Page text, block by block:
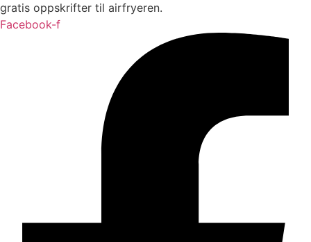
gratis oppskrifter til airfryeren.
Facebook-f